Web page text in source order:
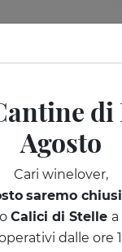
di
Agosto
Cari winelover,
saremo
Calici di Stelle
dalle ore